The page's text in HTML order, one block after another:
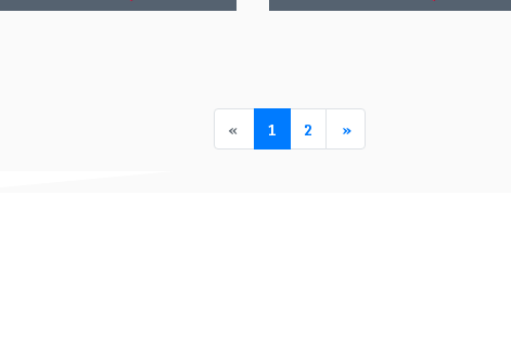
« 1 2 »